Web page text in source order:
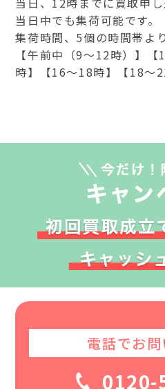
当日中でも集荷可能です。
集荷時間、5個の時間帯よ
【午前中（9～12時）】
時】【16～18時】【18～
電話でお
0120-